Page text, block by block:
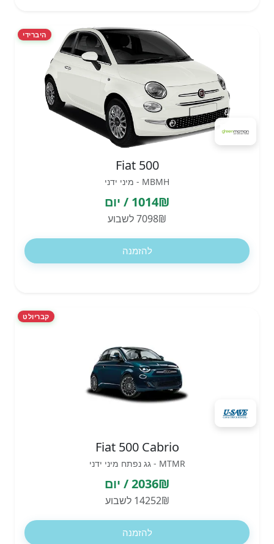
היברידי
Fiat 500
MBMH - מיני ידני
1014₪ / יום
7098₪ לשבוע
להזמנה
קבריולט
Fiat 500 Cabrio
MTMR - גג נפתח מיני ידני
2036₪ / יום
14252₪ לשבוע
להזמנה